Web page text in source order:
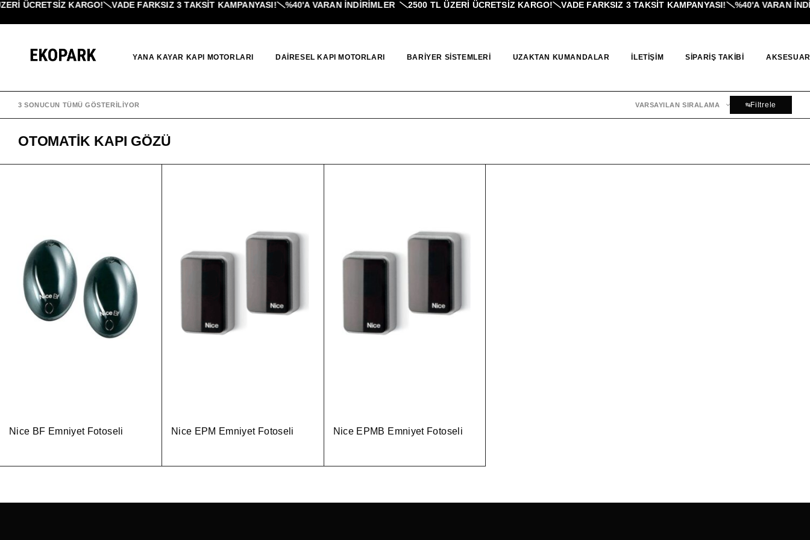
ÜCRETSİZ KARGO! VADE FARKSIZ 3 TAKSIT KAMPANYASI! %40'A VARAN İNDIRIMLER 2500 TL ÜZERI ÜCRETSİZ KARGO! VADE FARKSIZ 3 TAKSIT KAMPANYASI! %40'A VARAN
YANA KAYAR KAPI MOTORLARI DAIRESEL KAPI MOTORLARI BARIYER SISTEMLERI UZAKTAN KUMANDALAR İLETIŞIM SIPARIŞ TAKIBI
3 SONUCUN TÜMÜ GÖSTERILIYOR VARSAYILAN SIRALAMA Filtrele
OTOMATIK KAPI GÖZÜ
Nice BF Emniyet Fotoseli Nice EPM Emniyet Fotoseli Nice EPMB Emniyet Fotoseli